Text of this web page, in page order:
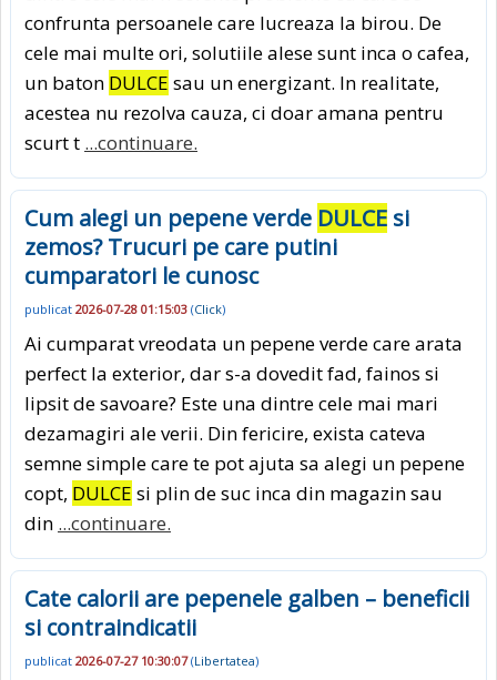
confrunta persoanele care lucreaza la birou. De
cele mai multe ori, solutiile alese sunt inca o cafea,
un baton DULCE sau un energizant. In realitate,
acestea nu rezolva cauza, ci doar amana pentru
scurt t ...continuare.
Cum alegi un pepene verde DULCE si
zemos? Trucuri pe care putini
cumparatori le cunosc
publicat 2026-07-28 01:15:03 (Click)
Ai cumparat vreodata un pepene verde care arata
perfect la exterior, dar s-a dovedit fad, fainos si
lipsit de savoare? Este una dintre cele mai mari
dezamagiri ale verii. Din fericire, exista cateva
semne simple care te pot ajuta sa alegi un pepene
copt, DULCE si plin de suc inca din magazin sau
din ...continuare.
Cate calorii are pepenele galben – beneficii
si contraindicatii
publicat 2026-07-27 10:30:07(Libertatea)